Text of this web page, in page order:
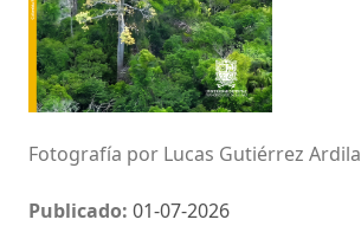
Fotografía por Lucas Gutiérrez Ardila
Publicado: 01-07-2026